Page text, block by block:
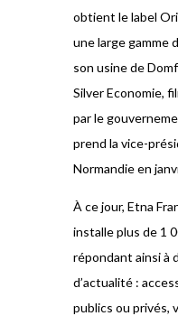
obtient le label
une large gamme
son usine de
Silver Economie,
par le
prend la vice-
Normandie en
À ce jour, Etna
installe plus de 1
répondant ainsi à
d’actualité :
publics ou privés,